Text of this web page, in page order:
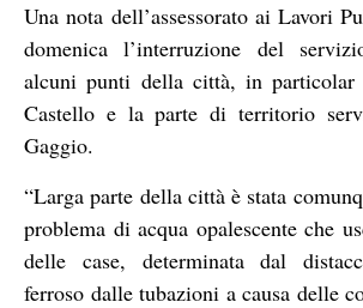
Una nota dell’assessorato ai Lavori
domenica l’interruzione del
alcuni punti della città, in
Castello e la parte di territorio
Gaggio.
“Larga parte della città è stata
problema di acqua opalescente che
delle case, determinata dal
ferroso dalle tubazioni a causa delle